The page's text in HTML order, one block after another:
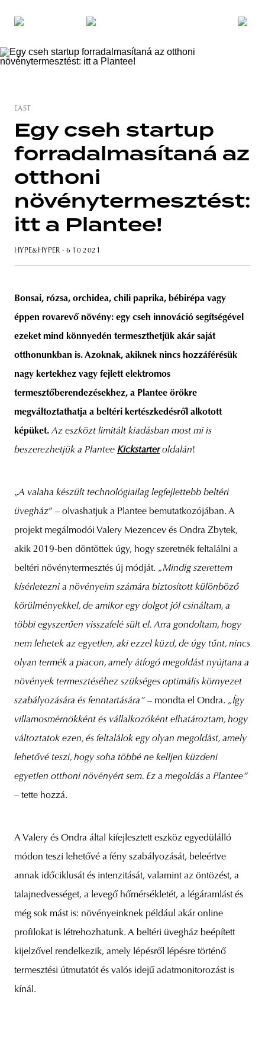
EAST
Egy cseh startup
forradalmasítaná az
otthoni
növénytermesztést:
itt a Plantee!
HYPE&HYPER · 6 10 2021
Bonsai, rózsa, orchidea, chili paprika, bébirépa vagy
éppen rovarevő növény: egy cseh innováció segítségével
ezeket mind könnyedén termeszthetjük akár saját
otthonunkban is. Azoknak, akiknek nincs hozzáférésük
nagy kertekhez vagy fejlett elektromos
termesztőberendezésekhez, a Plantee örökre
megváltoztathatja a beltéri kertészkedésről alkotott
képüket.Az eszközt limitált kiadásban most mi is
beszerezhetjük a Plantee Kickstarteroldalán!
„A valaha készült technológiailag legfejlettebb beltéri
üvegház” – olvashatjuk a Plantee bemutatkozójában. A
projekt megálmodói Valery Mezencev és Ondra Zbytek,
akik 2019-ben döntöttek úgy, hogy szeretnék feltalálni a
beltéri növénytermesztés új módját. „Mindig szerettem
kísérletezni a növényeim számára biztosított különböző
körülményekkel, de amikor egy dolgot jól csináltam, a
többi egyszerűen visszafelé sült el. Arra gondoltam, hogy
nem lehetek az egyetlen, aki ezzel küzd, de úgy tűnt, nincs
olyan termék a piacon, amely átfogó megoldást nyújtana a
növények termesztéséhez szükséges optimális környezet
szabályozására és fenntartására” – mondta el Ondra. „Így
villamosmérnökként és vállalkozóként elhatároztam, hogy
változtatok ezen, és feltalálok egy olyan megoldást, amely
lehetővé teszi, hogy soha többé ne kelljen küzdeni
egyetlen otthoni növényért sem. Ez a megoldás a Plantee”
– tette hozzá.
A Valery és Ondra által kifejlesztett eszköz egyedülálló
módon teszi lehetővé a fény szabályozását, beleértve
annak időciklusát és intenzitását, valamint az öntözést, a
talajnedvességet, a levegő hőmérsékletét, a légáramlást és
még sok mást is: növényeinknek például akár online
profilokat is létrehozhatunk. A beltéri üvegház beépített
kijelzővel rendelkezik, amely lépésről lépésre történő
termesztési útmutatót és valós idejű adatmonitorozást is
kínál.